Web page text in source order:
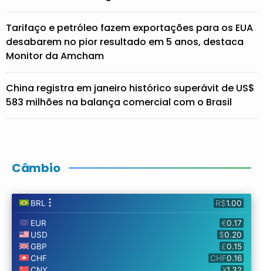
Tarifaço e petróleo fazem exportações para os EUA
desabarem no pior resultado em 5 anos, destaca
Monitor da Amcham
China registra em janeiro histórico superávit de US$
583 milhões na balança comercial com o Brasil
Câmbio